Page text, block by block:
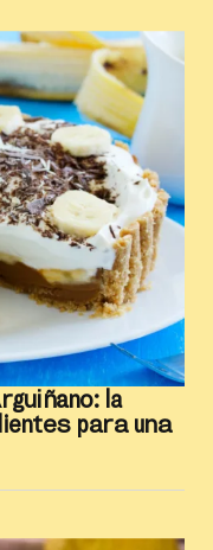
la
para una